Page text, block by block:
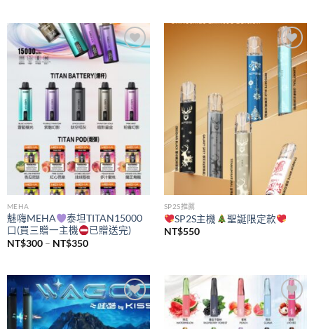
NT$200
到
NT$360
Add to
MEHA
魅嗨MEHA
泰坦TITAN15000
口(買三贈一主機
已贈送完)
NT$300 – NT$350價
NT$300
到
NT$350
Add to
wishlist
SP2S推薦
SP2S主機
聖誕限定款
NT$550
Add to
wishlist
Add to
wishlist